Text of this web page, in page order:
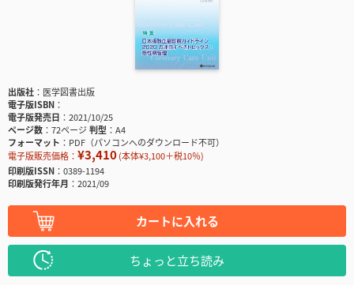
出版社
医学図書出版
電子版ISBN
電子版発売日
2021/10/25
ページ数
72ページ判型
A4
フォーマット
PDF（パソコンへのダウンロード不可）
電子版販売価格： ¥3,410(本体¥3,100＋税10％)
印刷版ISSN
0389-1194
印刷版発行年月
2021/09
カートに入れる
ちょっと立ち読み